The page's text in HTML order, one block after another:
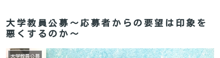
大学教員公募～応募者からの要望は印象を
悪くするのか～
大学教員公募